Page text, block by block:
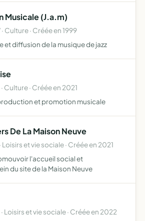
Musicale (J.a.m)
Culture · Créée en 1999
et diffusion de la musique de jazz
Culture · Créée en 2021
et promotion musicale
De La Maison Neuve
Loisirs et vie sociale · Créée en 2021
l'accueil social et
du site de la Maison Neuve
Loisirs et vie sociale · Créée en 2022